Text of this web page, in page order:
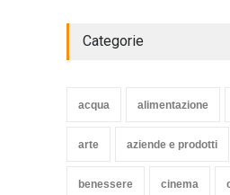
HEALTH
Categorie
acqua alimentazione
arte aziende e prodotti
benessere cinema